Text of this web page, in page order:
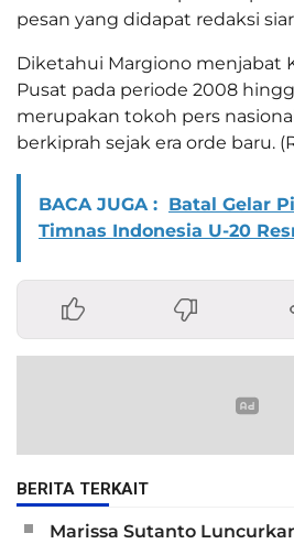
pesan yang didapat redaksi
Diketahui Margiono menjabat
Pusat pada periode 2008
merupakan tokoh pers
berkiprah sejak era orde baru.
BACA JUGA : Batal Gelar
Timnas Indonesia U-20
BERITA TERKAIT
Marissa Sutanto